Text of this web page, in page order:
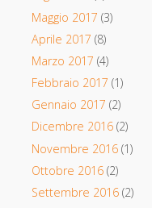
Maggio 2017 (3)
Aprile 2017 (8)
Marzo 2017 (4)
Febbraio 2017 (1)
Gennaio 2017 (2)
Dicembre 2016(2)
Novembre 2016(1)
Ottobre 2016(2)
Settembre 2016(2)